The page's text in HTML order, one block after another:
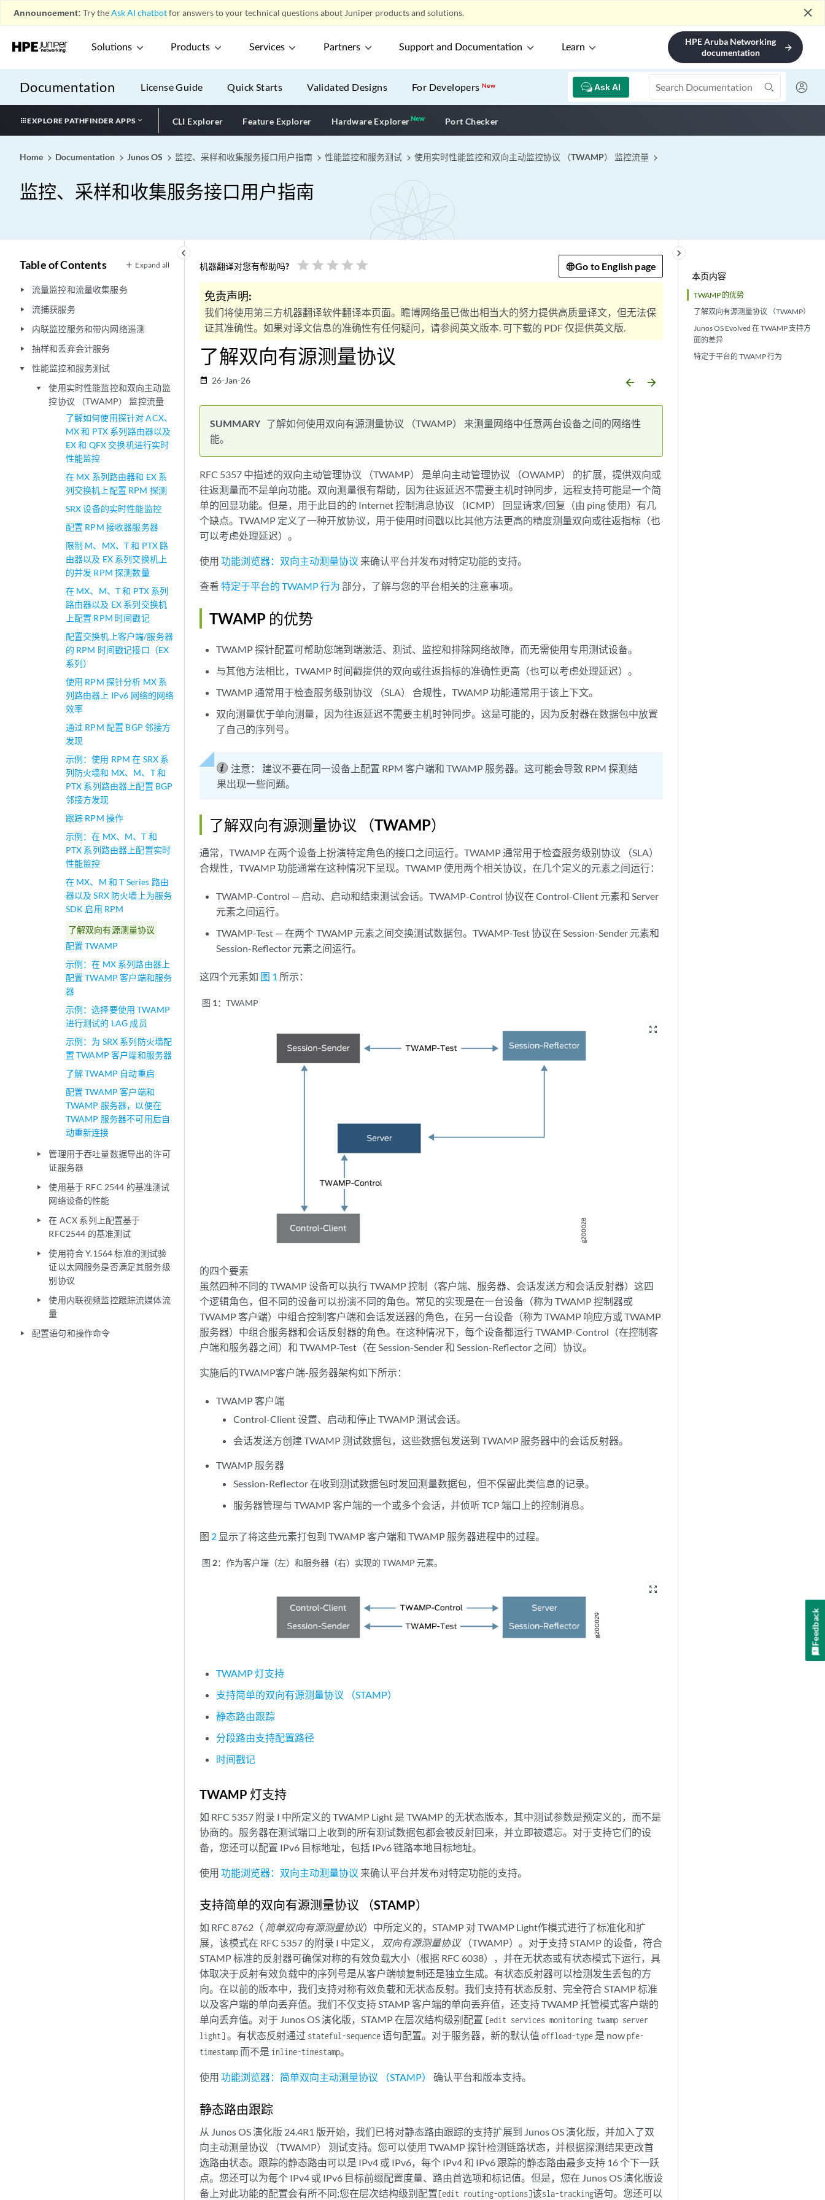
Announcement: Try theAsk AI chatbotfor answers to your technical questions about Juniper products and solutions. close
Solutions Products Services Partners Support and Documentation Learn
HPE Aruba Networking
documentation
arrow_forward
Documentation Ask AI
License Guide Quick Starts Validated Designs For DevelopersNew
EXPLORE PATHFINDER APPS CLI Explorer Feature Explorer Hardware ExplorerNewNew application
Port Checker
Home Documentation Junos OS 监控、采样和收集服务接口用户指南 性能监控和服务测试 使用实时性能监控和双向主动监控协议 （TWAMP） 监控流量
监控、采样和收集服务接口用户指南
keyboard_arrow_left
Table of Contents Expand all
play_arrow 流量监控和流量收集服务
play_arrow 流捕获服务
play_arrow 内联监控服务和带内网络遥测
play_arrow 抽样和丢弃会计服务
play_arrow 性能监控和服务测试
play_arrow
使用实时性能监控和双向主动监
控协议 （TWAMP） 监控流量
了解如何使用探针对 ACX、
MX 和 PTX 系列路由器以及
EX 和 QFX 交换机进行实时
性能监控
在 MX 系列路由器和 EX 系
列交换机上配置 RPM 探测
SRX 设备的实时性能监控
配置 RPM 接收器服务器
限制 M、MX、T 和 PTX 路
由器以及 EX 系列交换机上
的并发 RPM 探测数量
在 MX、M、T 和 PTX 系列
路由器以及 EX 系列交换机
上配置 RPM 时间戳记
配置交换机上客户端/服务器
的 RPM 时间戳记接口（EX
系列）
使用 RPM 探针分析 MX 系
列路由器上 IPv6 网络的网络
效率
通过 RPM 配置 BGP 邻接方
发现
示例：使用 RPM 在 SRX 系
列防火墙和 MX、M、T 和
PTX 系列路由器上配置 BGP
邻接方发现
跟踪 RPM 操作
示例：在 MX、M、T 和
PTX 系列路由器上配置实时
性能监控
在 MX、M 和 T Series 路由
器以及 SRX 防火墙上为服务
SDK 启用 RPM
了解双向有源测量协议
配置 TWAMP
示例：在 MX 系列路由器上
配置 TWAMP 客户端和服务
器
示例：选择要使用 TWAMP
进行测试的 LAG 成员
示例：为 SRX 系列防火墙配
置 TWAMP 客户端和服务器
了解 TWAMP 自动重启
配置 TWAMP 客户端和
TWAMP 服务器，以便在
TWAMP 服务器不可用后自
动重新连接
play_arrow
管理用于吞吐量数据导出的许可
证服务器
play_arrow
使用基于 RFC 2544 的基准测试
网络设备的性能
play_arrow
在 ACX 系列上配置基于
RFC2544 的基准测试
play_arrow
使用符合 Y.1564 标准的测试验
证以太网服务是否满足其服务级
别协议
play_arrow
使用内联视频监控跟踪流媒体流
量
play_arrow 配置语句和操作命令
本页内容
TWAMP 的优势
了解双向有源测量协议 （TWAMP）
Junos OS Evolved 在 TWAMP 支持方
面的差异
特定于平台的 TWAMP 行为
keyboard_arrow_right
机器翻译对您有帮助吗? star star star star star Go to English page
免责声明:
我们将使用第三方机器翻译软件翻译本页面。瞻博网络虽已做出相当大的努力提供高质量译文，但无法保
证其准确性。如果对译文信息的准确性有任何疑问，请参阅英文版本. 可下载的 PDF 仅提供英文版.
了解双向有源测量协议
date_range 26-Jan-26 arrow_backward arrow_forward
了解如何使用双向有源测量协议 （TWAMP） 来测量网络中任意两台设备之间的网络性
能。
RFC 5357 中描述的双向主动管理协议 （TWAMP） 是单向主动管理协议 （OWAMP） 的扩展，提供双向或
往返测量而不是单向功能。双向测量很有帮助，因为往返延迟不需要主机时钟同步，远程支持可能是一个简
单的回显功能。但是，用于此目的的 Internet 控制消息协议 （ICMP） 回显请求/回复（由 ping 使用）有几
个缺点。TWAMP 定义了一种开放协议，用于使用时间戳以比其他方法更高的精度测量双向或往返指标（也
可以考虑处理延迟）。
使用 功能浏览器：双向主动测量协议 来确认平台并发布对特定功能的支持。
查看 特定于平台的 TWAMP 行为 部分，了解与您的平台相关的注意事项。
TWAMP 的优势
TWAMP 探针配置可帮助您端到端激活、测试、监控和排除网络故障，而无需使用专用测试设备。
与其他方法相比，TWAMP 时间戳提供的双向或往返指标的准确性更高（也可以考虑处理延迟）。
TWAMP 通常用于检查服务级别协议 （SLA） 合规性，TWAMP 功能通常用于该上下文。
双向测量优于单向测量，因为往返延迟不需要主机时钟同步。这是可能的，因为反射器在数据包中放置
了自己的序列号。
注意：
建议不要在同一设备上配置 RPM 客户端和 TWAMP 服务器。这可能会导致 RPM 探测结
果出现一些问题。
了解双向有源测量协议 （TWAMP）
通常，TWAMP 在两个设备上扮演特定角色的接口之间运行。TWAMP 通常用于检查服务级别协议 （SLA）
合规性，TWAMP 功能通常在这种情况下呈现。TWAMP 使用两个相关协议，在几个定义的元素之间运行：
TWAMP-Control — 启动、启动和结束测试会话。TWAMP-Control 协议在 Control-Client 元素和 Server
元素之间运行。
TWAMP-Test — 在两个 TWAMP 元素之间交换测试数据包。TWAMP-Test 协议在 Session-Sender 元素和
Session-Reflector 元素之间运行。
这四个元素如 图 1 所示：
图 1： TWAMP
zoom_out_map
的四个要素
虽然四种不同的 TWAMP 设备可以执行 TWAMP 控制（客户端、服务器、会话发送方和会话反射器）这四
个逻辑角色，但不同的设备可以扮演不同的角色。常见的实现是在一台设备（称为 TWAMP 控制器或
TWAMP 客户端）中组合控制客户端和会话发送器的角色，在另一台设备（称为 TWAMP 响应方或 TWAMP
服务器）中组合服务器和会话反射器的角色。在这种情况下，每个设备都运行 TWAMP-Control（在控制客
户端和服务器之间）和 TWAMP-Test（在 Session-Sender 和 Session-Reflector 之间）协议。
实施后的TWAMP客户端-服务器架构如下所示：
TWAMP 客户端
Control-Client 设置、启动和停止 TWAMP 测试会话。
会话发送方创建 TWAMP 测试数据包，这些数据包发送到 TWAMP 服务器中的会话反射器。
TWAMP 服务器
Session-Reflector 在收到测试数据包时发回测量数据包，但不保留此类信息的记录。
服务器管理与 TWAMP 客户端的一个或多个会话，并侦听 TCP 端口上的控制消息。
图 2 显示了将这些元素打包到 TWAMP 客户端和 TWAMP 服务器进程中的过程。
图 2： 作为客户端（左）和服务器（右）实现的 TWAMP 元素。
zoom_out_map
TWAMP 灯支持
支持简单的双向有源测量协议 （STAMP）
静态路由跟踪
分段路由支持配置路径
时间戳记
TWAMP 灯支持
如 RFC 5357 附录 I 中所定义的 TWAMP Light 是 TWAMP 的无状态版本，其中测试参数是预定义的，而不是
协商的。服务器在测试端口上收到的所有测试数据包都会被反射回来，并立即被遗忘。对于支持它们的设
备，您还可以配置 IPv6 目标地址，包括 IPv6 链路本地目标地址。
使用 功能浏览器：双向主动测量协议 来确认平台并发布对特定功能的支持。
支持简单的双向有源测量协议 （STAMP）
如 RFC 8762（ 简单双向有源测量协议）中所定义的，STAMP 对 TWAMP Light作模式进行了标准化和扩
展，该模式在 RFC 5357 的附录 I 中定义，
双向有源测量协议 （TWAMP）。对于支持 STAMP 的设备，符合
STAMP 标准的反射器可确保对称的有效负载大小（根据 RFC 6038），并在无状态或有状态模式下运行，具
体取决于反射有效负载中的序列号是从客户端帧复制还是独立生成。有状态反射器可以检测发生丢包的方
向。在以前的版本中，我们支持对称有效负载和无状态反射。我们支持有状态反射、完全符合 STAMP 标准
以及客户端的单向丢弃值。我们不仅支持 STAMP 客户端的单向丢弃值，还支持 TWAMP 托管模式客户端的
单向丢弃值。对于 Junos OS 演化版，STAMP 在层次结构级别配置 [edit services monitoring twamp server
light] 。有状态反射通过 stateful-sequence语句配置。对于服务器，新的默认值 offload-type 是 nowpfe-
timestamp而不是 inline-timestamp。
使用 功能浏览器：简单双向主动测量协议 （STAMP） 确认平台和版本支持。
静态路由跟踪
从 Junos OS 演化版 24.4R1 版开始，我们已将对静态路由跟踪的支持扩展到 Junos OS 演化版，并加入了双
向主动测量协议 （TWAMP） 测试支持。您可以使用 TWAMP 探针检测链路状态，并根据探测结果更改首
选路由状态。跟踪的静态路由可以是 IPv4 或 IPv6，每个 IPv4 和 IPv6 跟踪的静态路由最多支持 16 个下一跃
点。您还可以为每个 IPv4 或 IPv6 目标前缀配置度量、路由首选项和标记值。但是，您在 Junos OS 演化版设
备上对此功能的配置会有所不同;您在层次结构级别配置[edit routing-options]该sla-tracking语句。您还可以
Feedback